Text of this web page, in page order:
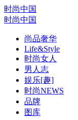
时尚中国
时尚中国
尚品奢华
Life&Style
时尚女人
男人志
娱乐[趣]
时尚NEWS
品牌
图库